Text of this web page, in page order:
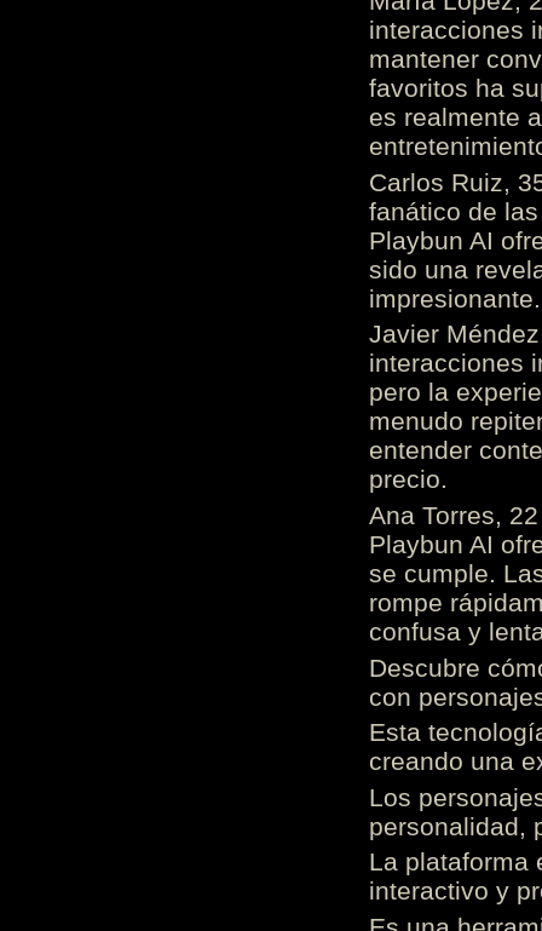
interacciones
mantener
favoritos ha
es realmente
Carlos Ruiz,
fanático de
Playbun AI
sido una
Javier
interacciones
pero la
menudo
entender
precio.
Ana Torres,
Playbun AI
se cumple.
rompe
confusa y
Descubre
con
Esta
creando una
Los
personalidad,
La plataforma
interactivo y